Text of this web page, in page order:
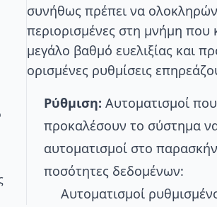
συνήθως πρέπει να
περιορισμένες στη μνήμη
μεγάλο βαθμό ευελιξίας και
ορισμένες ρυθμίσεις
Ρύθμιση: Αυτοματισμοί
προκαλέσουν το σύστημα να
αυτοματισμοί στο
ποσότητες δεδομένων:
Αυτοματισμοί